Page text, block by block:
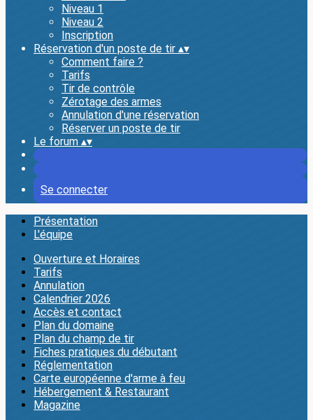
Niveau 1
Niveau 2
Inscription
Réservation d'un poste de tir ▴▾
Comment faire ?
Tarifs
Tir de contrôle
Zérotage des armes
Annulation d'une réservation
Réserver un poste de tir
Le forum ▴▾
Se connecter
Présentation
L'équipe
Ouverture et Horaires
Tarifs
Annulation
Calendrier 2026
Accès et contact
Plan du domaine
Plan du champ de tir
Fiches pratiques du débutant
Réglementation
Carte européenne d'arme à feu
Hébergement & Restaurant
Magazine